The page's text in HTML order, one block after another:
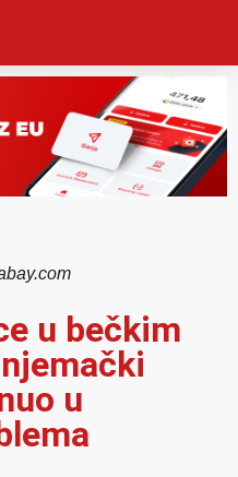
u bečkim
u